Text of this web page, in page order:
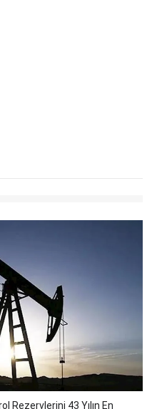
Rezervlerini 43 Yılın En